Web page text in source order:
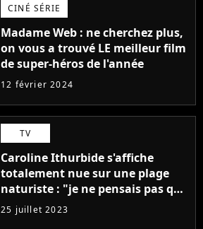
CINÉ SÉRIE
Madame Web : ne cherchez plus,
on vous a trouvé LE meilleur film
de super-héros de l'année
12 février 2024
TV
Caroline Ithurbide s'affiche
totalement nue sur une plage
naturiste : "je ne pensais pas que
j'arriverais à le faire..."
25 juillet 2023